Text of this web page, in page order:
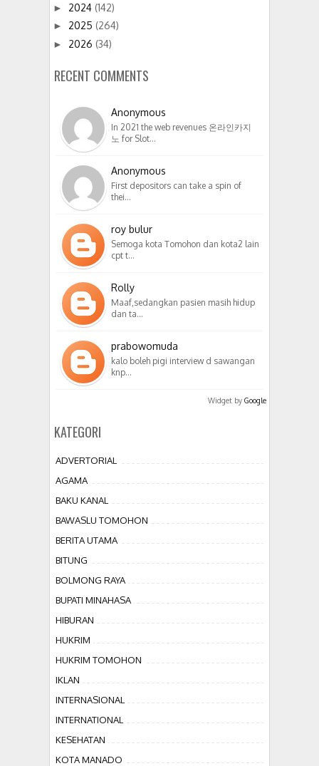
► 2024 (142)
► 2025 (264)
► 2026 (34)
RECENT COMMENTS
Anonymous
In 2021 the web revenues 온라인카지
노 for Slot…
Anonymous
First depositors can take a spin of
thei…
roy bulur
Semoga kota Tomohon dan kota2 lain
cpt t…
Rolly
Maaf,sedangkan pasien masih hidup
dan ta…
prabowomuda
kalo boleh pigi interview d sawangan
knp…
Widget by Google
KATEGORI
ADVERTORIAL
AGAMA
BAKU KANAL
BAWASLU TOMOHON
BERITA UTAMA
BITUNG
BOLMONG RAYA
BUPATI MINAHASA
HIBURAN
HUKRIM
HUKRIM TOMOHON
IKLAN
INTERNASIONAL
INTERNATIONAL
KESEHATAN
KOTA MANADO